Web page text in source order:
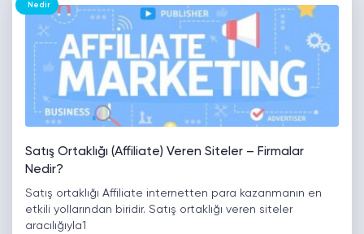
Nedir
Satış Ortaklığı (Affiliate) Veren Siteler – Firmalar
Nedir?
Satış ortaklığı Affiliate internetten para kazanmanın en
etkili yollarından biridir. Satış ortaklığı veren siteler
aracılığıyla1